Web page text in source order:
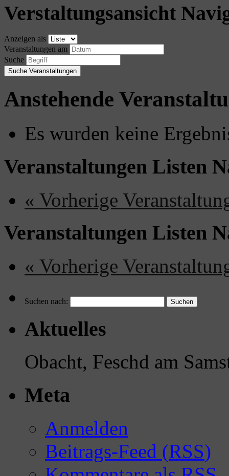
Verstaltungsansicht
Anzeigen als
Veranstaltungen am
Suche
Anstehende
Es wurden keine
Veranstaltungen Listen
« Vorherige
Veranstaltungen Listen
« Vorherige
Suchen nach:
Aktuelles
Obacht, Feschd am
Meta
Anmelden
Beitrags-Feed (RSS)